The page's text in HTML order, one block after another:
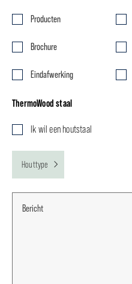
Producten
Brochure
Eindafwerking
ThermoWood staal
Ik wil een houtstaal
Houttype